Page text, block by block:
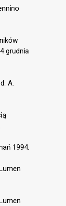
grudnia
A.
1994.